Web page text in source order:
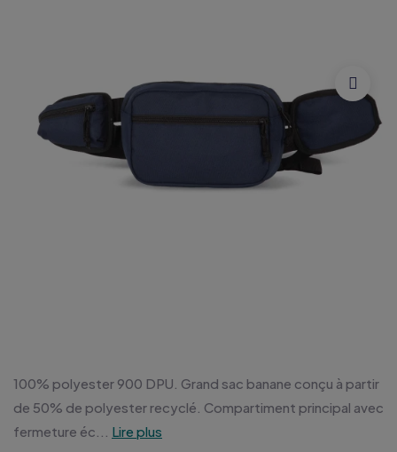
100% polyester 900 DPU. Grand sac banane conçu à partir
de 50% de polyester recyclé. Compartiment principal avec
fermeture éc...
Lire plus